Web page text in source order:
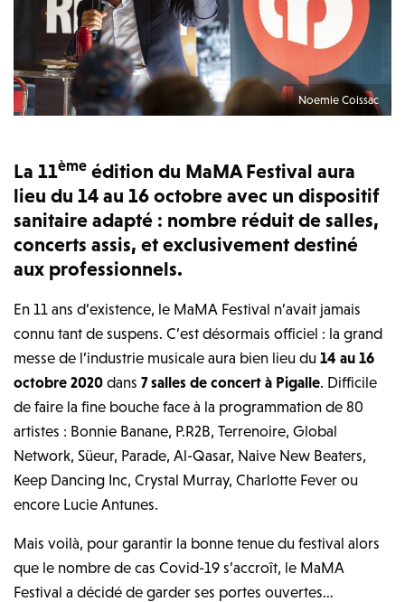
Noemie Coissac
La 11ème édition du MaMA Festival aura
lieu du 14 au 16 octobre avec un dispositif
sanitaire adapté : nombre réduit de salles,
concerts assis, et exclusivement destiné
aux professionnels.
En 11 ans d’existence, le MaMA Festival n’avait jamais
connu tant de suspens. C’est désormais officiel : la grand
messe de l’industrie musicale aura bien lieu du14 au 16
octobre 2020 dans7 salles de concert à Pigalle. Difficile
de faire la fine bouche face à la programmation de 80
artistes : Bonnie Banane, P.R2B, Terrenoire, Global
Network, Süeur, Parade, Al-Qasar, Naive New Beaters,
Keep Dancing Inc, Crystal Murray, Charlotte Fever ou
encore Lucie Antunes.
Mais voilà, pour garantir la bonne tenue du festival alors
que le nombre de cas Covid-19 s’accroît, le MaMA
Festival a décidé de garder ses portes ouvertes…